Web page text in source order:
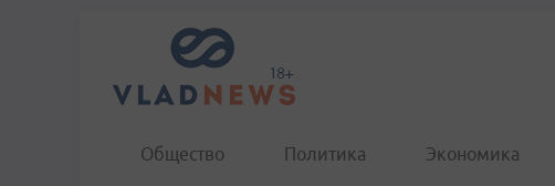
Общество Политика Экономика